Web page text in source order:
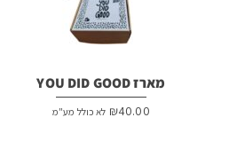
מארז YOU DID GOOD
₪40.00 לא כולל מע"מ